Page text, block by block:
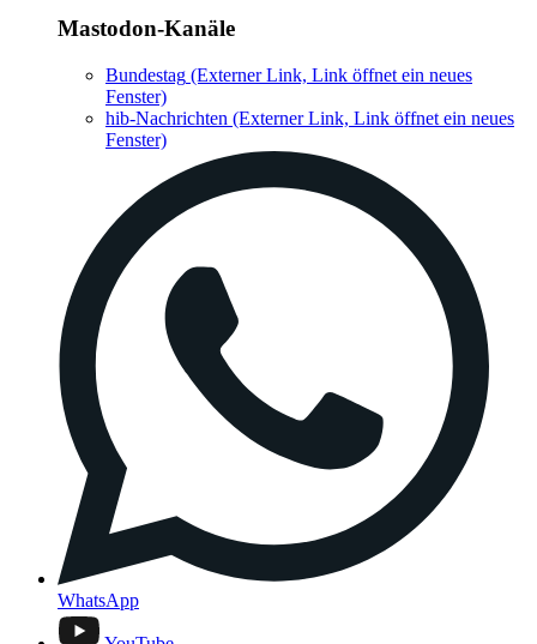
Mastodon-Kanäle
Bundestag (Externer Link, Link öffnet ein neues
Fenster)
hib-Nachrichten (Externer Link, Link öffnet ein neues
Fenster)
WhatsApp